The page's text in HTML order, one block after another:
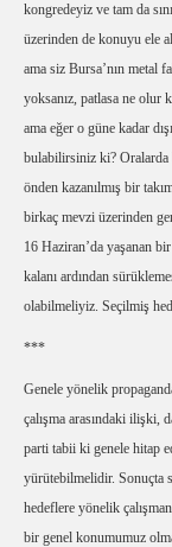
kongredeyiz ve tam da
üzerinden de konuyu ele
ama siz Bursa’nın metal
yoksanız, patlasa ne
ama eğer o güne kadar
bulabilirsiniz ki? Oralarda
önden kazanılmış bir
birkaç mevzi üzerinden
16 Haziran’da yaşanan
kalanı ardından
olabilmeliyiz. Seçilmiş
***
Genele yönelik
çalışma arasındaki ilişki,
parti tabii ki genele hitap
yürütebilmelidir. Sonuçta
hedeflere yönelik
bir genel konumumuz